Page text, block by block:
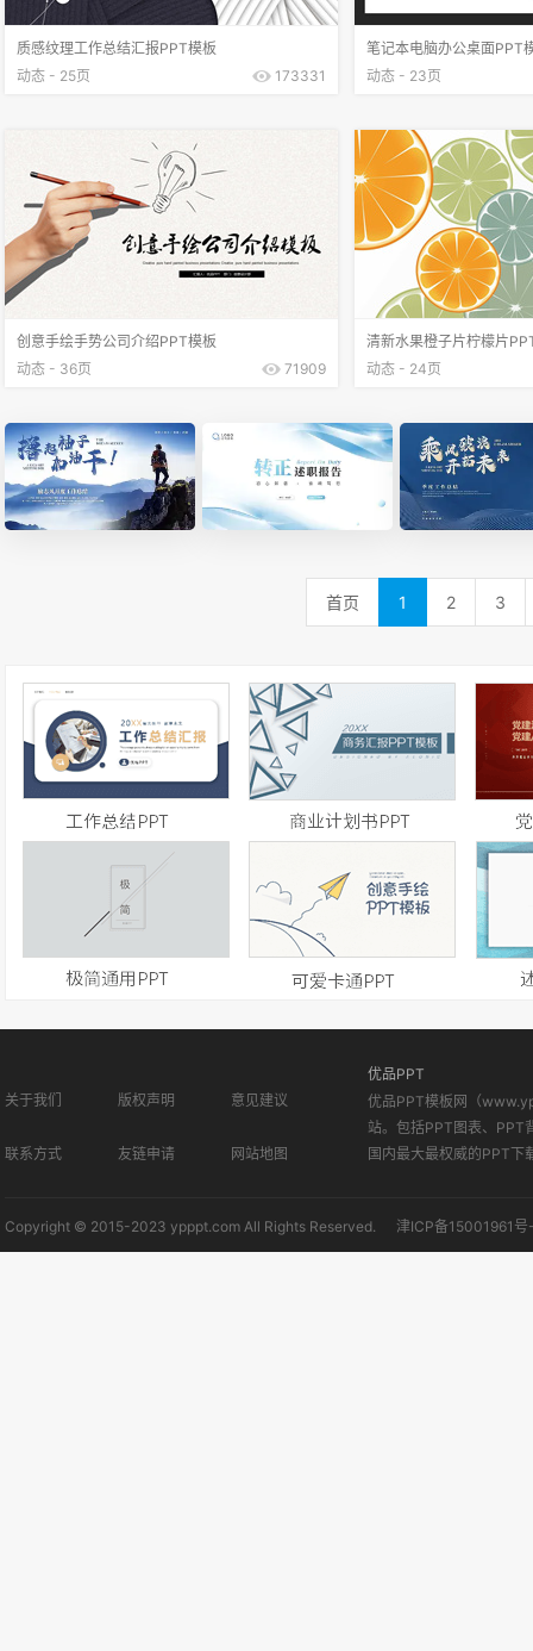
质感纹理工作总结汇报PPT模板
动态 - 25页
173331
笔记本电脑办公桌面PPT
动态 - 23页
创意手绘手势公司介绍PPT模板
动态 - 36页
71909
清新水果橙子片柠檬片
动态 - 24页
首页 1 2 3
关于我们 版权声明 意见建议
联系方式 友链申请 网站地图
优品PPT
优品PPT模板网（
站。包括PPT图表、PPT
国内最大最权威的PPT下
Copyright © 2015-2023 ypppt.com All Rights Reserved. 津ICP备15001961号